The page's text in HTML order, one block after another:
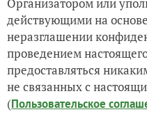
Организатором или
действующими на
неразглашении
проведением
предоставляться
не связанных с
(Пользовательское